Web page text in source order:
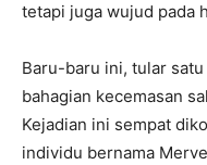
tetapi juga wujud pada
Baru-baru ini, tular
bahagian kecemasan
Kejadian ini sempat
individu bernama